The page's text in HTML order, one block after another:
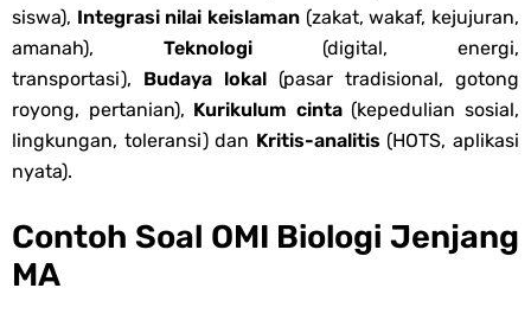
Tahun 2026
Unduh Buku Teks Utama (BTU) Fiqih Kelas 1 MI - Kelas 12 MA Tahun
2026
Cara Tarik Data Rombel dari EMIS 4.0 ke EMIS GTK Tahun 2026
Terbaru
Thursday, 6 August
siswa), Integrasi nilai keislaman (zakat, wakaf, kejujuran,
amanah), Teknologi (digital, energi,
transportasi), Budaya lokal (pasar tradisional, gotong
royong, pertanian), Kurikulum cinta(kepedulian sosial,
lingkungan, toleransi) dan Kritis-analitis (HOTS, aplikasi
nyata).
Contoh Soal OMI Biologi Jenjang
MA